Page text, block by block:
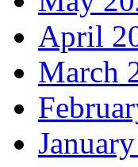
April
March